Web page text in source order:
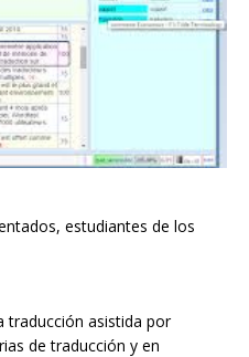
estudiantes de los
traducción asistida por
de traducción y en